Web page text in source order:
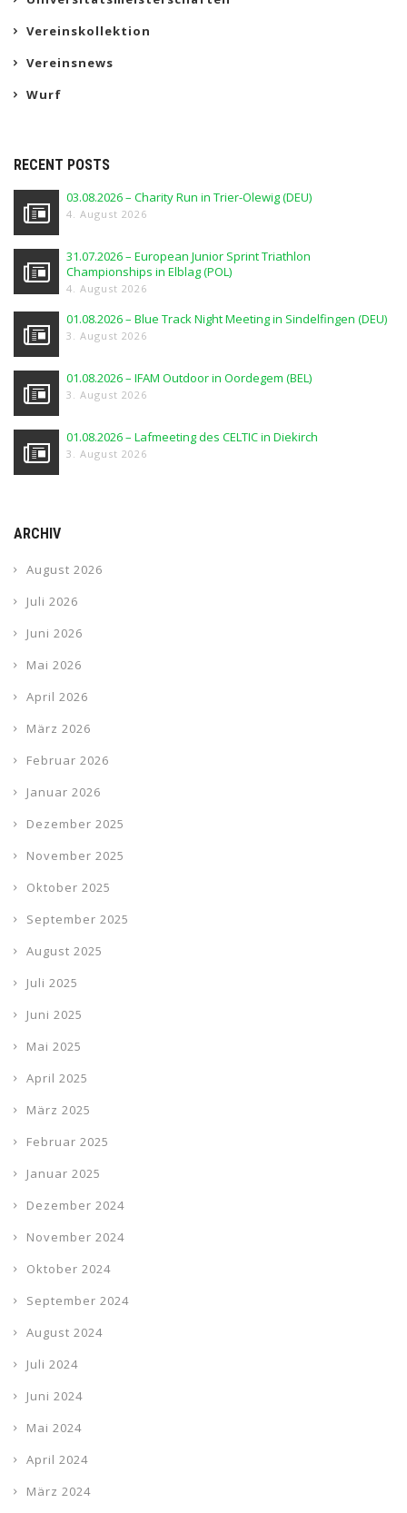
Vereinskollektion
Vereinsnews
Wurf
RECENT POSTS
03.08.2026 – Charity Run in Trier-Olewig (DEU)
4. August 2026
31.07.2026 – European Junior Sprint Triathlon
Championships in Elblag (POL)
4. August 2026
01.08.2026 – Blue Track Night Meeting in Sindelfingen (DEU)
3. August 2026
01.08.2026 – IFAM Outdoor in Oordegem (BEL)
3. August 2026
01.08.2026 – Lafmeeting des CELTIC in Diekirch
3. August 2026
ARCHIV
August 2026
Juli 2026
Juni 2026
Mai 2026
April 2026
März 2026
Februar 2026
Januar 2026
Dezember 2025
November 2025
Oktober 2025
September 2025
August 2025
Juli 2025
Juni 2025
Mai 2025
April 2025
März 2025
Februar 2025
Januar 2025
Dezember 2024
November 2024
Oktober 2024
September 2024
August 2024
Juli 2024
Juni 2024
Mai 2024
April 2024
März 2024